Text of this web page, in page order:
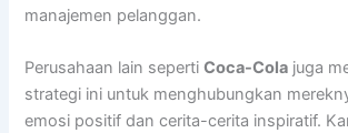
manajemen pelanggan.
Perusahaan lain sepertiCoca-Cola juga
strategi ini untuk menghubungkan
emosi positif dan cerita-cerita inspiratif.